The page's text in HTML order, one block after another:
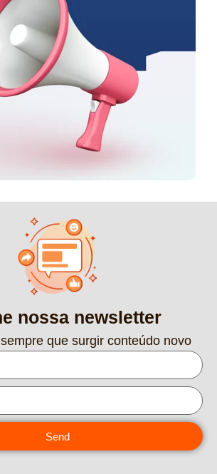
nossa newsletter
que surgir conteúdo novo
Send